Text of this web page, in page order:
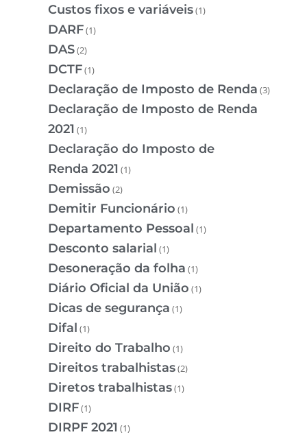
Custos fixos e variáveis(1)
DARF(1)
DAS(2)
DCTF(1)
Declaração de Imposto de Renda (3)
Declaração de Imposto de Renda
2021 (1)
Declaração do Imposto de
Renda 2021 (1)
Demissão (2)
Demitir Funcionário (1)
Departamento Pessoal (1)
Desconto salarial (1)
Desoneração da folha (1)
Diário Oficial da União (1)
Dicas de segurança (1)
Difal (1)
Direito do Trabalho (1)
Direitos trabalhistas(2)
Diretos trabalhistas(1)
DIRF(1)
DIRPF 2021 (1)